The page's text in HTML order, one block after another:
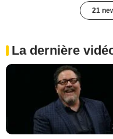
21
La dernière